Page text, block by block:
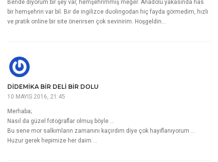
Bende diyorum bir şey var, hemşehrimmiş meğer. Anadolu yakasında has
bir hemşehrin var bil. Bir de ingilizce duolingodan hiç fayda görmedim, hızlı
ve pratik online bir site önerirsen çok sevinirim. Hoşgeldin…
DIDEMIKA BIR DELI BIR DOLU
10 MAYIS 2016, 21:45
Merhaba;
Nasıl da güzel fotoğraflar olmuş böyle …
Bu sene mor salkımların zamanını kaçırdım diye çok hayıflanıyorum …
Huzur gerek hepimize her daim …